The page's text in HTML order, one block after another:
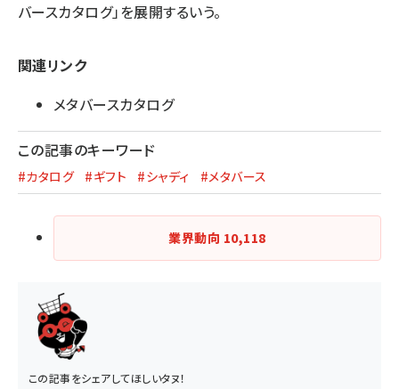
バースカタログ」を展開するいう。
関連リンク
メタバースカタログ
この記事のキーワード
#カタログ #ギフト #シャディ #メタバース
業界動向 10,118
この記事をシェアしてほしいタヌ！